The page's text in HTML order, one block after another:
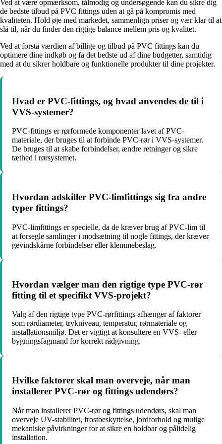
Ved at være opmærksom, tålmodig og undersøgende kan du sikre dig
de bedste tilbud på PVC fittings uden at gå på kompromis med
kvaliteten. Hold øje med markedet, sammenlign priser og vær klar til at
slå til, når du finder den rigtige balance mellem pris og kvalitet.
Ved at forstå værdien af billige og tilbud på PVC fittings kan du
optimere dine indkøb og få det bedste ud af dine budgetter, samtidig
med at du sikrer holdbare og funktionelle produkter til dine projekter.
Hvad er PVC-fittings, og hvad anvendes de til i
VVS-systemer?
PVC-fittings er rørformede komponenter lavet af PVC-
materiale, der bruges til at forbinde PVC-rør i VVS-systemer.
De bruges til at skabe forbindelser, ændre retninger og sikre
tæthed i rørsystemet.
Hvordan adskiller PVC-limfittings sig fra andre
typer fittings?
PVC-limfittings er specielle, da de kræver brug af PVC-lim til
at forsegle samlinger i modsætning til nogle fittings, der kræver
gevindskårne forbindelser eller klemmebeslag.
Hvordan vælger man den rigtige type PVC-rør
fitting til et specifikt VVS-projekt?
Valg af den rigtige type PVC-rørfittings afhænger af faktorer
som rørdiameter, trykniveau, temperatur, rørmateriale og
installationsmiljø. Det er vigtigt at konsultere en VVS- eller
bygningsfagmand for korrekt rådgivning.
Hvilke faktorer skal man overveje, når man
installerer PVC-rør og fittings udendørs?
Når man installerer PVC-rør og fittings udendørs, skal man
overveje UV-stabilitet, frostbeskyttelse, jordforhold og mulige
mekaniske påvirkninger for at sikre en holdbar og pålidelig
installation.